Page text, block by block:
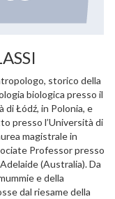
storico della
biologica presso il
Łódź, in Polonia, e
presso l’Università di
magistrale in
Professor presso
(Australia). Da
e della
dal riesame della